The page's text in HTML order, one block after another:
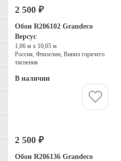
2 500 ₽
Обои R206102 Grandeco
Версус
1,06 м х 10,05 м
Россия, Флизелин, Винил горячего
тиснения
В наличии
2 500 ₽
Обои R206136 Grandeco